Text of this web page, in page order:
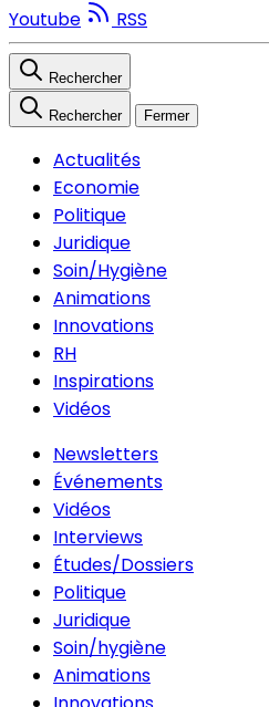
Youtube
RSS
Rechercher
Rechercher Fermer
Actualités
Economie
Politique
Juridique
Soin/Hygiène
Animations
Innovations
RH
Inspirations
Vidéos
Newsletters
Événements
Vidéos
Interviews
Études/Dossiers
Politique
Juridique
Soin/hygiène
Animations